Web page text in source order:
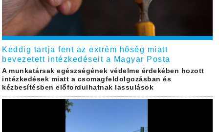
Keddig tartja fent az extrém hőség miatt
bevezetett intézkedéseit a Magyar Posta
A munkatársak egészségének védelme érdekében hozott
intézkedések miatt a csomagfeldolgozásban és
kézbesítésben előfordulhatnak lassulások